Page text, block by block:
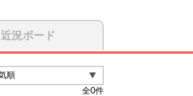
近況ボード
全0件